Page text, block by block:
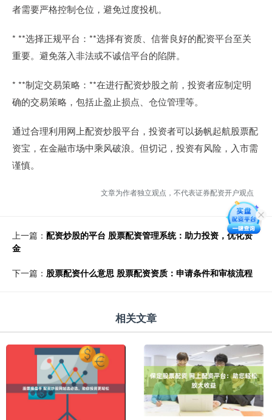
者需要严格控制仓位，避免过度投机。
* **选择正规平台：**选择有资质、信誉良好的配资平台至关
重要。避免落入非法或不诚信平台的陷阱。
* **制定交易策略：**在进行配资炒股之前，投资者应制定明
确的交易策略，包括止盈止损点、仓位管理等。
通过合理利用网上配资炒股平台，投资者可以扬帆起航股票配
资宝，在金融市场中乘风破浪。但切记，投资有风险，入市需
谨慎。
文章为作者独立观点，不代表证券配资开户观点
上一篇： 配资炒股的平台 股票配资管理系统：助力投资，优化资
金
下一篇： 股票配资什么意思 股票配资资质：申请条件和审核流程
相关文章